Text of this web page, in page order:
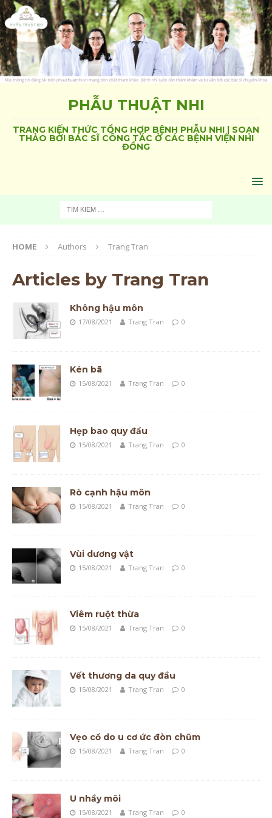
PHẪU THUẬT NHI
TRANG KIẾN THỨC TỔNG HỢP BỆNH PHẪU NHI | SOẠN
THẢO BỞI BÁC SĨ CÔNG TÁC Ở CÁC BỆNH VIỆN NHI
ĐỒNG
HOME Authors Trang Tran
Articles by Trang Tran
Không hậu môn
17/08/2021 Trang Tran 0
Kén bã
15/08/2021 Trang Tran 0
Hẹp bao quy đầu
15/08/2021 Trang Tran 0
Rò cạnh hậu môn
15/08/2021 Trang Tran 0
Vùi dương vật
15/08/2021 Trang Tran 0
Viêm ruột thừa
15/08/2021 Trang Tran 0
Vết thương da quy đầu
15/08/2021 Trang Tran 0
Vẹo cổ do u cơ ức đòn chũm
15/08/2021 Trang Tran 0
U nhầy môi
15/08/2021 Trang Tran 0